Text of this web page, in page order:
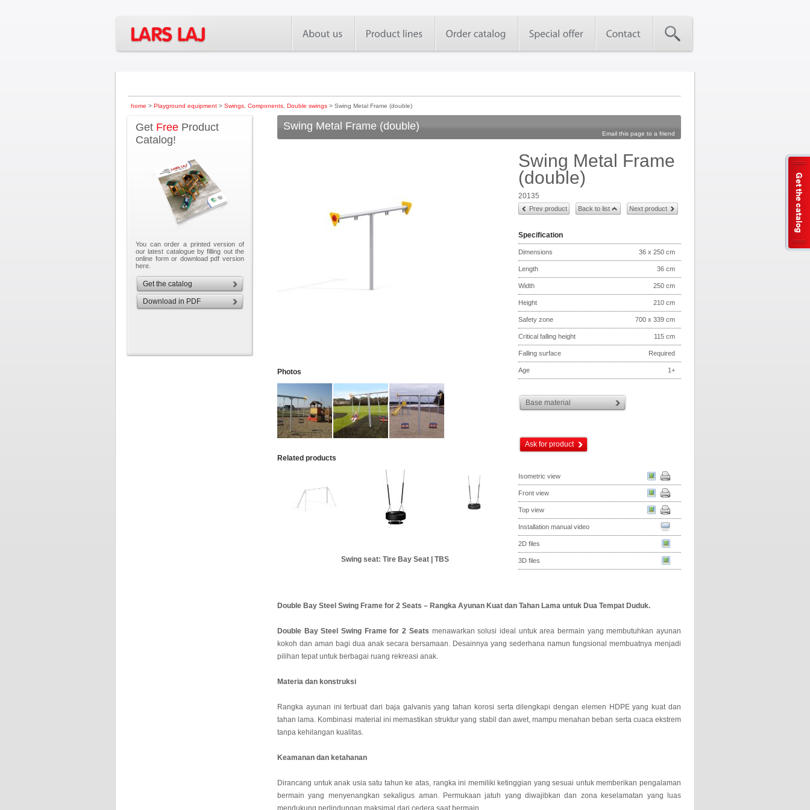
Get the catalog
home > Playground equipment > Swings Components Double swings > Swing Metal Frame (double)
Get Free Product
Catalog!
You can order a printed version of
our latest catalogue by filling out the
online form or download pdf version
here.
Get the catalog
Download in PDF
Swing Metal Frame (double)
Email this page to a friend
Photos
Related products
Swing seat: Tire Bay Seat | TBS
Swing Metal Frame
(double)
20135
Prev product Back to list Next product
Specification
Dimensions 36 x 250 cm
Length 36 cm
Width 250 cm
Height 210 cm
Safety zone 700 x 339 cm
Critical falling height 115 cm
Falling surface Required
Age 1+
Base material
Ask for product
Isometric view
Front view
Top view
Installation manual video
2D files
3D files
Double Bay Steel Swing Frame for 2 Seats – Rangka Ayunan Kuat dan Tahan Lama untuk Dua Tempat Duduk.
Double Bay Steel Swing Frame for 2 Seats menawarkan solusi ideal untuk area bermain yang membutuhkan ayunan
kokoh dan aman bagi dua anak secara bersamaan. Desainnya yang sederhana namun fungsional membuatnya menjadi
pilihan tepat untuk berbagai ruang rekreasi anak.
Materia dan konstruksi
Rangka ayunan ini terbuat dari baja galvanis yang tahan korosi serta dilengkapi dengan elemen HDPE yang kuat dan
tahan lama. Kombinasi material ini memastikan struktur yang stabil dan awet, mampu menahan beban serta cuaca ekstrem
tanpa kehilangan kualitas.
Keamanan dan ketahanan
Dirancang untuk anak usia satu tahun ke atas, rangka ini memiliki ketinggian yang sesuai untuk memberikan pengalaman
bermain yang menyenangkan sekaligus aman. Permukaan jatuh yang diwajibkan dan zona keselamatan yang luas
mendukung perlindungan maksimal dari cedera saat bermain.